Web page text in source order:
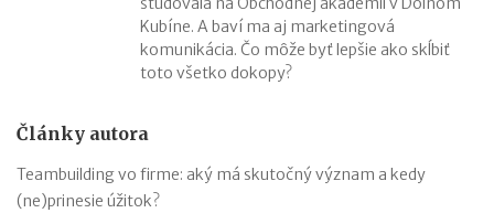
Kubíne. A baví ma aj marketingová
komunikácia. Čo môže byť lepšie ako skĺbiť
toto všetko dokopy?
Články autora
Teambuilding vo firme: aký má skutočný význam a kedy
(ne)prinesie úžitok?